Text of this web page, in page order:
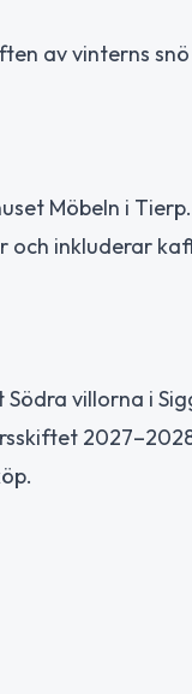
av vinterns
Möbeln i
och inkluderar
villorna i